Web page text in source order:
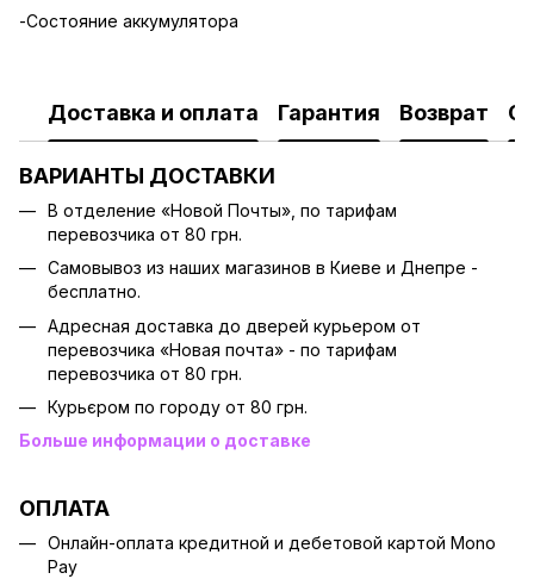
-Состояние аккумулятора
Доставка и оплата Гарантия Возврат
ВАРИАНТЫ ДОСТАВКИ
В отделение «Новой Почты», по тарифам
перевозчика от 80 грн.
Cамовывоз из наших магазинов в Киеве и Днепре -
бесплатно.
Адресная доставка до дверей курьером от
перевозчика «Новая почта» - по тарифам
перевозчика от 80 грн.
Курьєром по городу от 80 грн.
Больше информации о доставке
ОПЛАТА
Онлайн-оплата кредитной и дебетовой картой Mono
Pay